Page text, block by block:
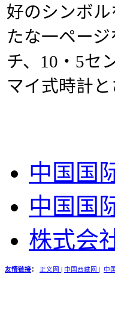
好のシンボ
たな一ペー
チ、10・5セ
マイ式時計
中国国
中国国
株式会
友情链接： 正义网 中国西藏网 中